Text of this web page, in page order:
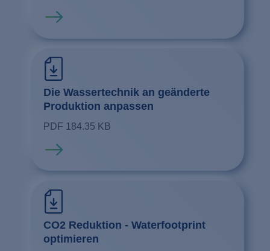
Mehr erfahren
Die Wassertechnik an geänderte
Produktion anpassen
PDF 184.35 KB
Mehr erfahren
CO2 Reduktion - Waterfootprint
optimieren